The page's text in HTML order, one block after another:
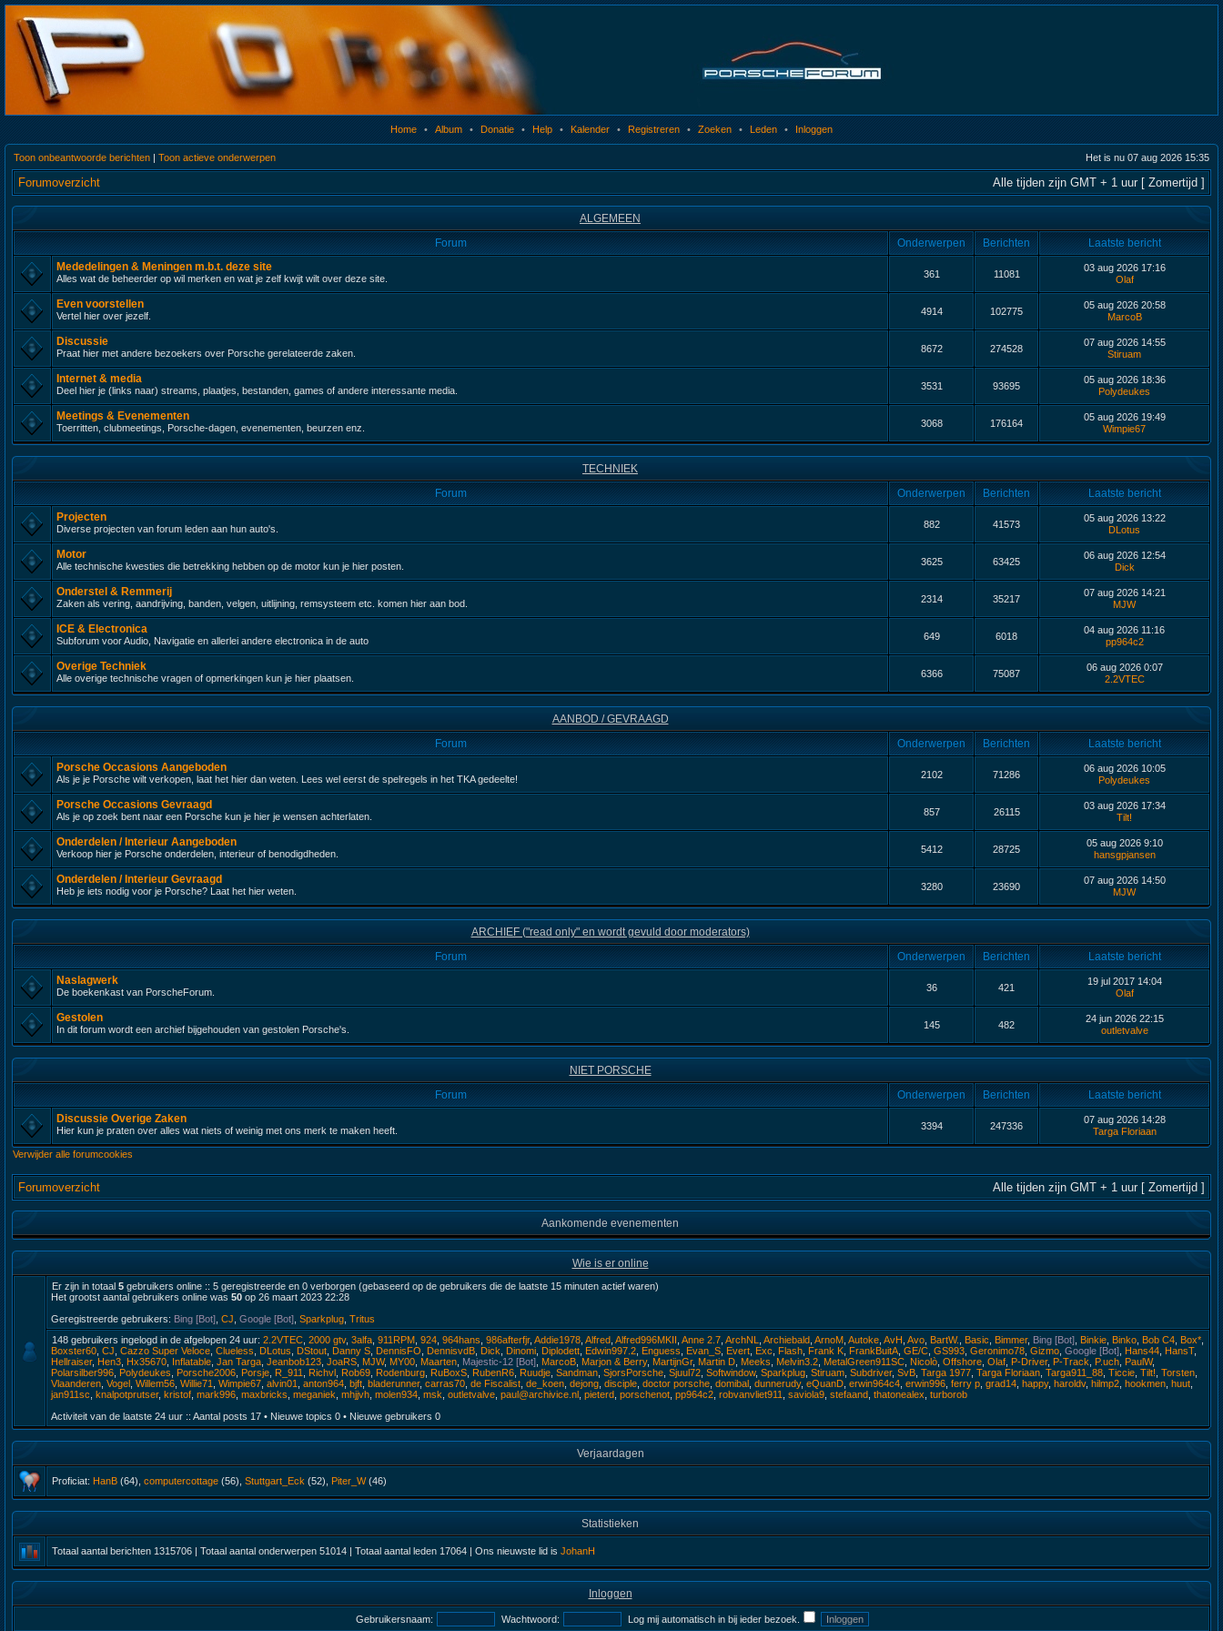
Home • Album • Donatie • Help • Kalender • Registreren • Zoeken • Leden • Inloggen
Toon onbeantwoorde berichten | Toon actieve onderwerpen Het is nu 07 aug 2026 15:35
Forumoverzicht Alle tijden zijn GMT + 1 uur [ Zomertijd ]
ALGEMEEN
Forum
Onderwerpen Berichten
Laatste bericht
Mededelingen & Meningen m.b.t. deze site
Alles wat de beheerder op wil merken en wat je zelf kwijt wilt over deze site. 361 11081
03 aug 2026 17:16
Olaf
Even voorstellen
Vertel hier over jezelf. 4914 102775
05 aug 2026 20:58
MarcoB
Discussie
Praat hier met andere bezoekers over Porsche gerelateerde zaken. 8672 274528
07 aug 2026 14:55
Stiruam
Internet & media
Deel hier je (links naar) streams, plaatjes, bestanden, games of andere interessante media. 3531 93695
05 aug 2026 18:36
Polydeukes
Meetings & Evenementen
Toerritten, clubmeetings, Porsche-dagen, evenementen, beurzen enz. 3068 176164
05 aug 2026 19:49
Wimpie67
TECHNIEK
Forum
Onderwerpen Berichten
Laatste bericht
Projecten
Diverse projecten van forum leden aan hun auto's. 882 41573
05 aug 2026 13:22
DLotus
Motor
Alle technische kwesties die betrekking hebben op de motor kun je hier posten. 3625 63425
06 aug 2026 12:54
Dick
Onderstel & Remmerij
Zaken als vering, aandrijving, banden, velgen, uitlijning, remsysteem etc. komen hier aan bod. 2314 35217
07 aug 2026 14:21
MJW
ICE & Electronica
Subforum voor Audio, Navigatie en allerlei andere electronica in de auto 649 6018
04 aug 2026 11:16
pp964c2
Overige Techniek
Alle overige technische vragen of opmerkingen kun je hier plaatsen. 6366 75087
06 aug 2026 0:07
2.2VTEC
AANBOD / GEVRAAGD
Forum
Onderwerpen Berichten
Laatste bericht
Porsche Occasions Aangeboden
Als je je Porsche wilt verkopen, laat het hier dan weten. Lees wel eerst de spelregels in het TKA gedeelte! 2102 71286
06 aug 2026 10:05
Polydeukes
Porsche Occasions Gevraagd
Als je op zoek bent naar een Porsche kun je hier je wensen achterlaten. 857 26115
03 aug 2026 17:34
Tilt!
Onderdelen / Interieur Aangeboden
Verkoop hier je Porsche onderdelen, interieur of benodigdheden. 5412 28725
05 aug 2026 9:10
hansgpjansen
Onderdelen / Interieur Gevraagd
Heb je iets nodig voor je Porsche? Laat het hier weten. 3280 23690
07 aug 2026 14:50
MJW
ARCHIEF ("read only" en wordt gevuld door moderators)
Forum
Onderwerpen Berichten
Laatste bericht
Naslagwerk
De boekenkast van PorscheForum. 36 421
19 jul 2017 14:04
Olaf
Gestolen
In dit forum wordt een archief bijgehouden van gestolen Porsche's. 145 482
24 jun 2026 22:15
outletvalve
NIET PORSCHE
Forum
Onderwerpen Berichten
Laatste bericht
Discussie Overige Zaken
Hier kun je praten over alles wat niets of weinig met ons merk te maken heeft. 3394 247336
07 aug 2026 14:28
Targa Floriaan
Verwijder alle forumcookies
Forumoverzicht Alle tijden zijn GMT + 1 uur [ Zomertijd ]
Aankomende evenementen
Wie is er online
Er zijn in totaal 5 gebruikers online :: 5 geregistreerde en 0 verborgen (gebaseerd op de gebruikers die de laatste 15 minuten actief waren)
Het grootst aantal gebruikers online was 50 op 26 maart 2023 22:28
Geregistreerde gebruikers: Bing [Bot] CJ Google [Bot] Sparkplug Tritus
148 gebruikers ingelogd in de afgelopen 24 uur: 2.2VTEC 2000 gtv, 3alfa 911RPM 924 964hans 986afterfjr, Addie1978 Alfred Alfred996MKII Anne 2.7 ArchNL Archiebald ArnoM Autoke AvH Avo BartW. Basic Bimmer, Bing [Bot] Binkie Binko Bob C4 Box*
Boxster60 CJ Cazzo Super Veloce Clueless DLotus DStout Danny S DennisFO DennisvdB Dick Dinomi Diplodett Edwin997.2 Enguess Evan_S Evert Exc Flash Frank K FrankBuitA GE/C GS993 Geronimo78 Gizmo Google [Bot] Hans44 HansT,
Hellraiser, Hen3 Hx35670 Inflatable Jan Targa Jeanbob123 JoaRS MJW, MY00 Maarten Majestic-12 [Bot] MarcoB Marjon & Berry, MartijnGr, Martin D Meeks Melvin3.2 MetalGreen911SC Nicolò Offshore Olaf P-Driver, P-Track P.uch PaulW,
Polarsilber996 Polydeukes Porsche2006 Porsje R_911 Richvl Rob69 Rodenburg RuBoxS RubenR6 Ruudje Sandman SjorsPorsche Sjuul72 Softwindow, Sparkplug Stiruam Subdriver, SvB Targa 1977 Targa Floriaan Targa911_88 Ticcie Tilt! Torsten
Vlaanderen Vogel Willem56 Willie71 Wimpie67 alvin01 anton964 bjft bladerunner, carras70 de Fiscalist de_koen dejong disciple doctor porsche domibal dunnerudy, eQuanD erwin964c4 erwin996 ferry p grad14 happy, haroldv, hilmp2 hookmen huut
jan911sc knalpotprutser, kristof mark996 maxbricks meganiek mhjjvh molen934 msk outletvalve paul@archivice.nl pieterd porschenot pp964c2 robvanvliet911 saviola9 stefaand thatonealex turborob
Activiteit van de laatste 24 uur :: Aantal posts 17 • Nieuwe topics 0 • Nieuwe gebruikers 0
Verjaardagen
Proficiat: HanB (64), computercottage (56), Stuttgart_Eck (52), Piter_W(46)
Statistieken
Totaal aantal berichten 1315706 | Totaal aantal onderwerpen 51014 | Totaal aantal leden 17064 | Ons nieuwste lid is JohanH
Inloggen
Gebruikersnaam: Wachtwoord: Log mij automatisch in bij ieder bezoek.